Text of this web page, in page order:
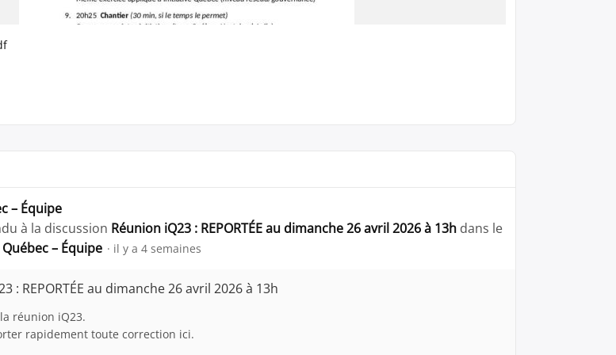
– Équipe
à la discussion Réunion iQ23 : REPORTÉE au dimanche 26 avril 2026 à 13h dans le
– Équipe il y a 4 semaines
: REPORTÉE au dimanche 26 avril 2026 à 13h
réunion iQ23.
rapidement toute correction ici.